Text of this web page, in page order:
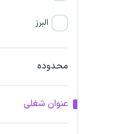
البرز
محدوده
عنوان شغلی